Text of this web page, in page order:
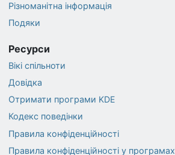
Різноманітна інформація
Подяки
Ресурси
Вікі спільноти
Довідка
Отримати програми KDE
Кодекс поведінки
Правила конфіденційності
Правила конфіденційності у програмах